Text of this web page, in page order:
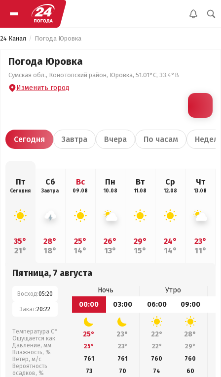
24 Канал Погода Юровка
Погода Юровка
Сумская обл., Конотопский район, Юровка, 51.01°С, 33.4°В
Изменить город
Сегодня Завтра Вчера По часам
Пт
Сегодня
35°
21°
Сб
Завтра
28°
18°
Вс
09.08
25°
14°
Пн
10.08
26°
13°
Вт
11.08
29°
15°
Ср
12.08
24°
14°
Чт
13.08
23°
11°
Пятница, 7 августа
Восход:05:20
Закат:20:22
Температура С°
Ощущается как
Давление, мм
Влажность, %
Ветер, м/с
Вероятность
осадков, %
Ночь
Утро
00:00
03:00 06:00 09:00
25° 23° 22° 28°
25° 23° 22° 29°
761
761 760 760
73
70 74 60